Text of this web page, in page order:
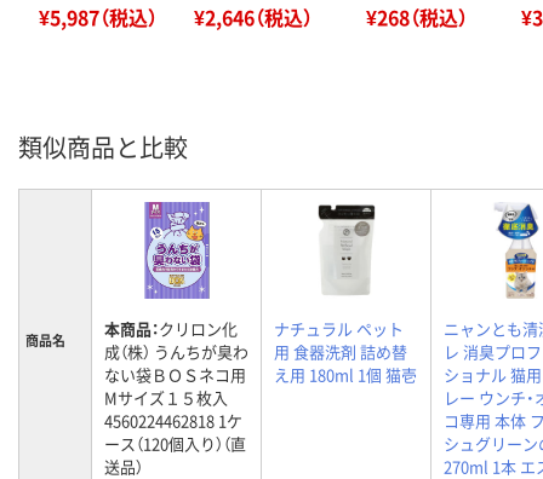
¥5,987（税込） ¥2,646（税込） ¥268（税込）
類似商品と比較
商品名 本商品：クリロン化
成（株） うんちが臭わ
ない袋ＢＯＳネコ用
Мサイズ１５枚入
4560224462818 1ケ
ース（120個入り）（直
送品）
ナチュラル ペット
用 食器洗剤 詰め替
え用 180ml 1個 猫壱
ニャンとも
レ 消臭プロ
ショナル 猫
レー ウンチ・
コ専用 本体
シュグリー
270ml 1本 エ